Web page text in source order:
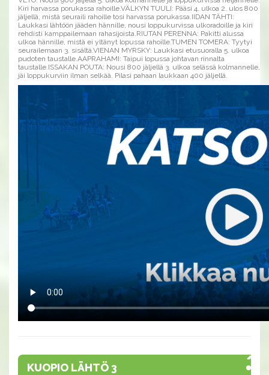
Kiri harvassa porukassa rahoille.VÄLKYN TUULI: Pääsi 4. ulkoa 2. ulos 800
jäljellä, mistä seuraili rahoille tosi harvassa porukassa.IIDAN TÄHTI:
Laukkasi lähtöön jääden hännille, nousi loppukurvissa ulkoradoille ja kiri
rehdisti kamppailemaan rahasijoista.RIUTAN PERENNA: Pakitti alussa
ulkoa hännille, mistä ei yltänyt lopussa rahoille.TUMEN TOMERA: Tyytyi
seurailemaan 3. sisältä.VIENAN MYRSKY: Laukkasi etusuoralla 5. ulkoa
pudoten taustalle.AAPRAHAMI: Taipui lopussa johtavan rinnalta
taustalle.ISSAKAN POUTA: Nousi 800 jäljellä 3. ulkoa selässä kolmannelle,
jäi loppukurviin ilman selkää. Pilasi pahaan laukkaan 400 jäljellä.
KUOPIO LÄHTÖ 3